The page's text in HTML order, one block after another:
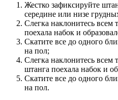
Жестко зафиксируйте
середине или низе
Слегка наклонитесь всем
поехала набок и
Скатите все до одного
на пол;
Слегка наклонитесь всем
штанга поехала набок и
Скатите все до одного
на пол.